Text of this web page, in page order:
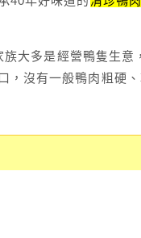
大多是經營鴨隻生意
，沒有一般鴨肉粗硬、